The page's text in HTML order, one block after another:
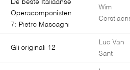
De beste Italiaanse
Operacomponisten
7: Pietro Mascagni
Wim
Gli originali 12
Luc Van
Sant